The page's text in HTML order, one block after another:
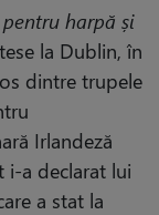
harpă și
la Dublin, în
dintre trupele
Irlandeză
i-a declarat lui
a stat la